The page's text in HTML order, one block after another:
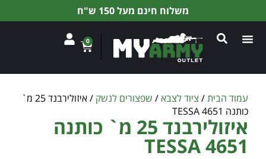
משלוח חינם מעל 150 ש"ח
0
עמוד הבית/ ציוד לצבא/ שפצורים לנשק
/ איזולירבנד 25 מ`
כותנה TESSA 4651
איזולירבנד 25 מ` כותנה
TESSA 4651